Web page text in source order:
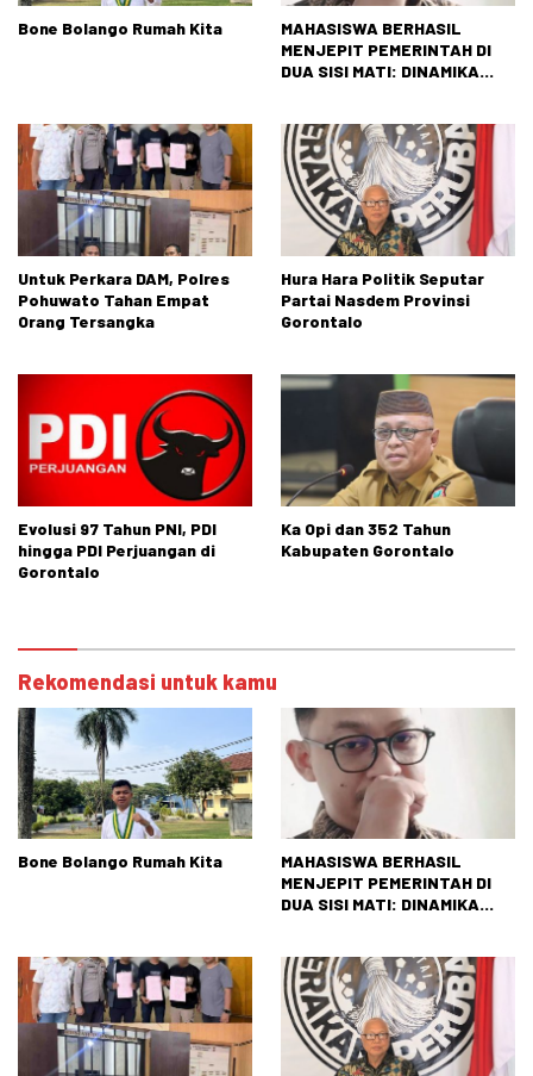
Bone Bolango Rumah Kita
MAHASISWA BERHASIL
MENJEPIT PEMERINTAH DI
DUA SISI MATI: DINAMIKA
REALITAS NEGARA
Untuk Perkara DAM, Polres
Pohuwato Tahan Empat
Orang Tersangka
Hura Hara Politik Seputar
Partai Nasdem Provinsi
Gorontalo
Evolusi 97 Tahun PNI, PDI
hingga PDI Perjuangan di
Gorontalo
Ka Opi dan 352 Tahun
Kabupaten Gorontalo
Rekomendasi untuk kamu
Bone Bolango Rumah Kita
MAHASISWA BERHASIL
MENJEPIT PEMERINTAH DI
DUA SISI MATI: DINAMIKA
REALITAS NEGARA